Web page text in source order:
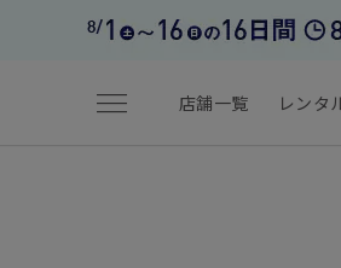
menu 店舗一覧 レンタ